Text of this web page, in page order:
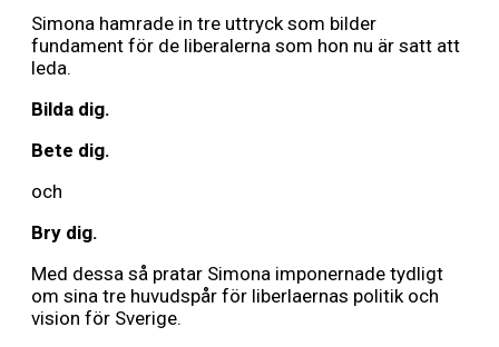
Simona hamrade in tre uttryck som bilder
fundament för de liberalerna som hon nu är satt att
leda.
Bilda dig.
Bete dig.
och
Bry dig.
Med dessa så pratar Simona imponernade tydligt
om sina tre huvudspår för liberlaernas politik och
vision för Sverige.